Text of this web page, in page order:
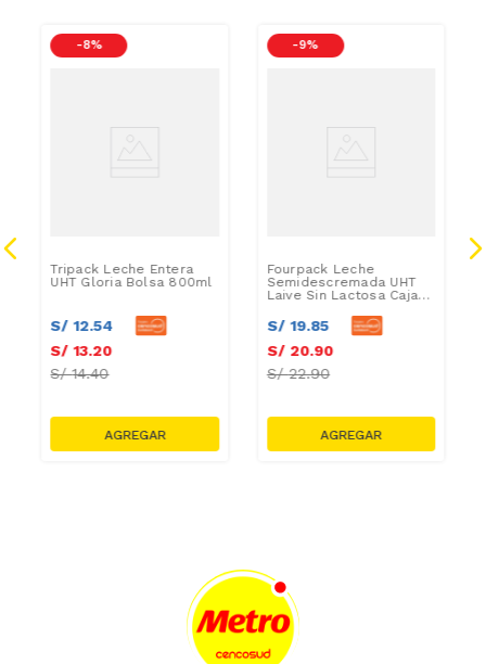
-8 %
Tripack Leche Entera
UHT Gloria Bolsa 800ml
S/ 12.54
S/ 13.20
S/14.40
-9 %
Fourpack Leche
Semidescremada UHT
Laive Sin Lactosa Caja
S/ 19.85
S/ 20.90
S/22.90